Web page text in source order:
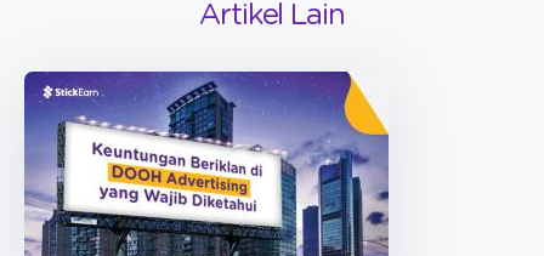
Artikel Lain